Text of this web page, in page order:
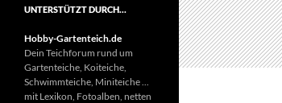
UNTERSTÜTZT DURCH…
Hobby-Gartenteich.de
Dein Teichforum rund um
Gartenteiche, Koiteiche,
Schwimmteiche, Miniteiche ...
mit Lexikon, Fotoalben, netten